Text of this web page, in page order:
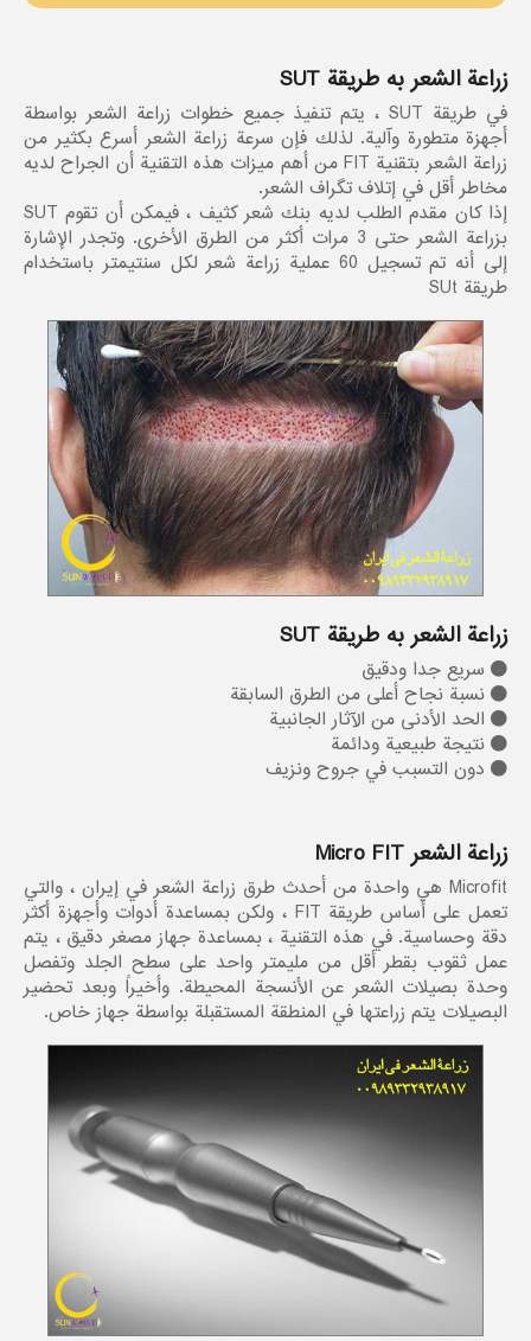
زراعة الشعر به طريقة SUT
في طريقة SUT ، يتم تنفيذ جميع خطوات زراعة الشعر بواسطة
أجهزة متطورة وآلية. لذلك فإن سرعة زراعة الشعر أسرع بكثير من
زراعة الشعر بتقنية FIT من أهم ميزات هذه التقنية أن الجراح لديه
مخاطر أقل في إتلاف تگراف الشعر.
إذا كان مقدم الطلب لديه بنك شعر كثيف ، فيمكن أن تقوم SUT
بزراعة الشعر حتى 3 مرات أكثر من الطرق الأخرى. وتجدر الإشارة
إلى أنه تم تسجيل 60 عملية زراعة شعر لكل سنتيمتر باستخدام
طريقة SUt
زراعة الشعر به طريقة SUT
سريع جدا ودقيق
نسبة نجاح أعلى من الطرق السابقة
الحد الأدنى من الآثار الجانبية
نتيجة طبيعية ودائمة
دون التسبب في جروح ونزيف
زراعة الشعر Micro FIT
Microfit هي واحدة من أحدث طرق زراعة الشعر في إيران ، والتي
تعمل على أساس طريقة FIT ، ولكن بمساعدة أدوات وأجهزة أكثر
دقة وحساسية. في هذه التقنية ، بمساعدة جهاز مصغر دقيق ، يتم
عمل ثقوب بقطر أقل من مليمتر واحد على سطح الجلد وتفصل
وحدة بصيلات الشعر عن الأنسجة المحيطة. وأخيراً وبعد تحضير
البصيلات يتم زراعتها في المنطقة المستقبلة بواسطة جهاز خاص.